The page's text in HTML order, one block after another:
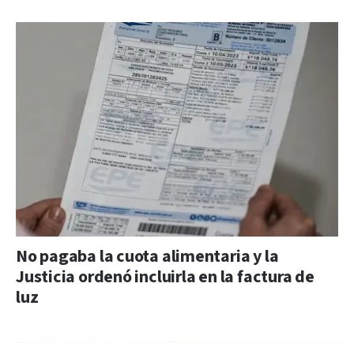
No pagaba la cuota alimentaria y la
Justicia ordenó incluirla en la factura de
luz